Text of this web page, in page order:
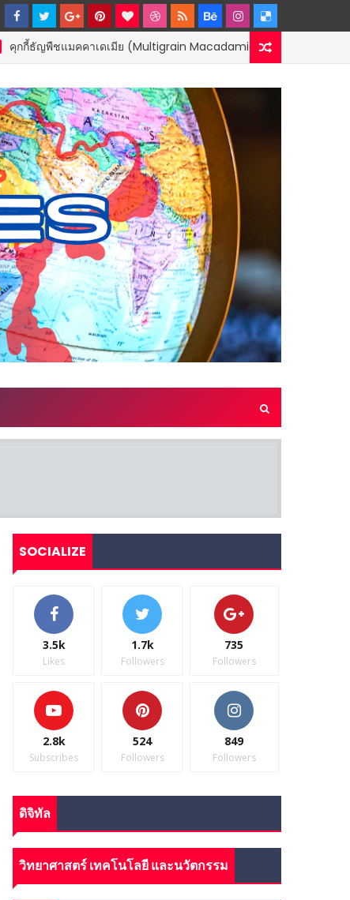
ดเมีย (Multigrain Macadamia Cookies) PREMIUM HOMEMADE
SOCIALIZE
3.5k
Likes
1.7k
Followers
735
Followers
2.8k
Subscribes
524
Followers
849
Followers
ดิจิทัล
วิทยาศาสตร์ เทคโนโลยี และนวัตกรรม